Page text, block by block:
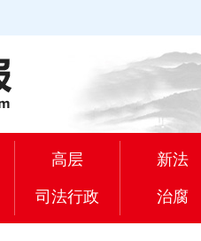
高层 新法
司法行政 治腐